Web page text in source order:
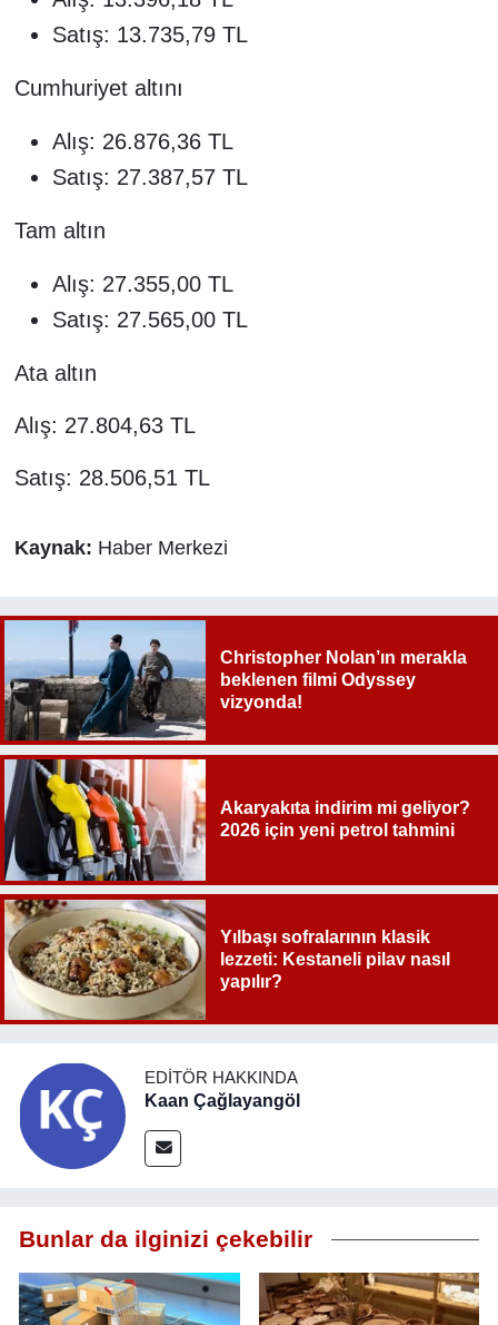
Satış: 13.735,79 TL
Cumhuriyet altını
Alış: 26.876,36 TL
Satış: 27.387,57 TL
Tam altın
Alış: 27.355,00 TL
Satış: 27.565,00 TL
Ata altın
Alış: 27.804,63 TL
Satış: 28.506,51 TL
Kaynak: Haber Merkezi
Christopher Nolan’ın merakla
beklenen filmi Odyssey
vizyonda!
Akaryakıta indirim mi geliyor?
2026 için yeni petrol tahmini
Yılbaşı sofralarının klasik
lezzeti: Kestaneli pilav nasıl
yapılır?
EDITÖR HAKKINDA
Kaan Çağlayangöl
Bunlar da ilginizi çekebilir